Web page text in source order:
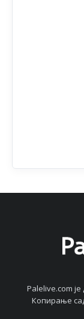
Palelive.com
Копирањe